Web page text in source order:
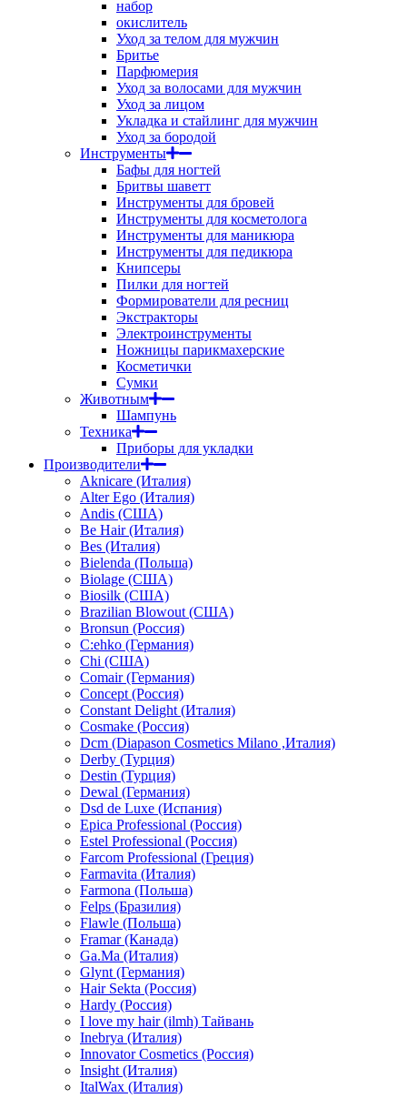
набор
окислитель
Уход за телом для мужчин
Бритье
Парфюмерия
Уход за волосами для мужчин
Уход за лицом
Укладка и стайлинг для мужчин
Уход за бородой
Инструменты
Бафы для ногтей
Бритвы шаветт
Инструменты для бровей
Инструменты для косметолога
Инструменты для маникюра
Инструменты для педикюра
Книпсеры
Пилки для ногтей
Формирователи для ресниц
Экстракторы
Электроинструменты
Ножницы парикмахерские
Косметички
Сумки
Животным
Шампунь
Техника
Приборы для укладки
Производители
Aknicare (Италия)
Alter Ego (Италия)
Andis (США)
Be Hair (Италия)
Bes (Италия)
Bielenda (Польша)
Biolage (США)
Biosilk (США)
Brazilian Blowout (США)
Bronsun (Россия)
C:ehko (Германия)
Chi (США)
Comair (Германия)
Concept (Россия)
Constant Delight (Италия)
Cosmake (Россия)
Dcm (Diapason Cosmetics Milano ,Италия)
Derby (Турция)
Destin (Турция)
Dewal (Германия)
Dsd de Luxe (Испания)
Epica Professional (Россия)
Estel Professional (Россия)
Farcom Professional (Греция)
Farmavita (Италия)
Farmona (Польша)
Felps (Бразилия)
Flawle (Польша)
Framar (Канада)
Ga.Ma (Италия)
Glynt (Германия)
Hair Sekta (Россия)
Hardy (Россия)
I love my hair (ilmh) Тайвань
Inebrya (Италия)
Innovator Cosmetics (Россия)
Insight (Италия)
ItalWax (Италия)